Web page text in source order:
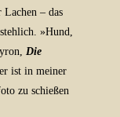
– das
»Hund,
Die
ist in meiner
zu schießen